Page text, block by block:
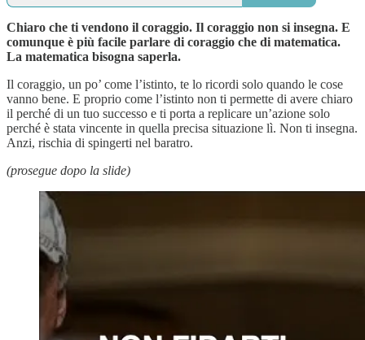
Chiaro che ti vendono il coraggio. Il coraggio non si insegna. E
comunque è più facile parlare di coraggio che di matematica.
La matematica bisogna saperla.
Il coraggio, un po’ come l’istinto, te lo ricordi solo quando le cose
vanno bene. E proprio come l’istinto non ti permette di avere chiaro
il perché di un tuo successo e ti porta a replicare un’azione solo
perché è stata vincente in quella precisa situazione lì. Non ti insegna.
Anzi, rischia di spingerti nel baratro.
(prosegue dopo la slide)